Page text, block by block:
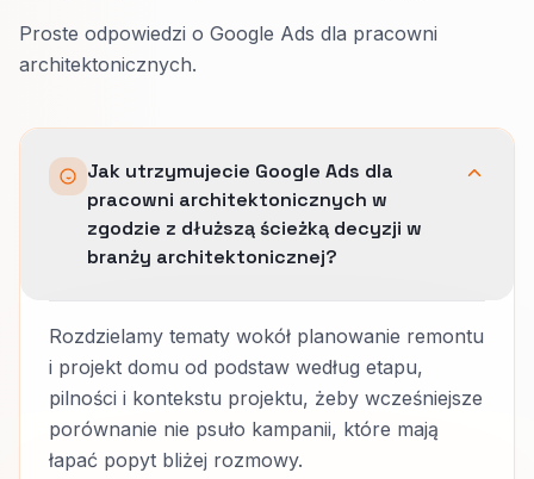
Proste odpowiedzi o Google Ads dla pracowni
architektonicznych.
Jak utrzymujecie Google Ads dla
pracowni architektonicznych w
zgodzie z dłuższą ścieżką decyzji w
branży architektonicznej?
Rozdzielamy tematy wokół planowanie remontu
i projekt domu od podstaw według etapu,
pilności i kontekstu projektu, żeby wcześniejsze
porównanie nie psuło kampanii, które mają
łapać popyt bliżej rozmowy.